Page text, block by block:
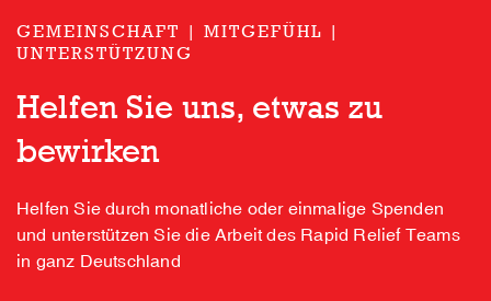
GEMEINSCHAFT | MITGEFÜHL |
UNTERSTÜTZUNG
Helfen Sie uns, etwas zu
bewirken
Helfen Sie durch monatliche oder einmalige Spenden
und unterstützen Sie die Arbeit des Rapid Relief Teams
in ganz Deutschland